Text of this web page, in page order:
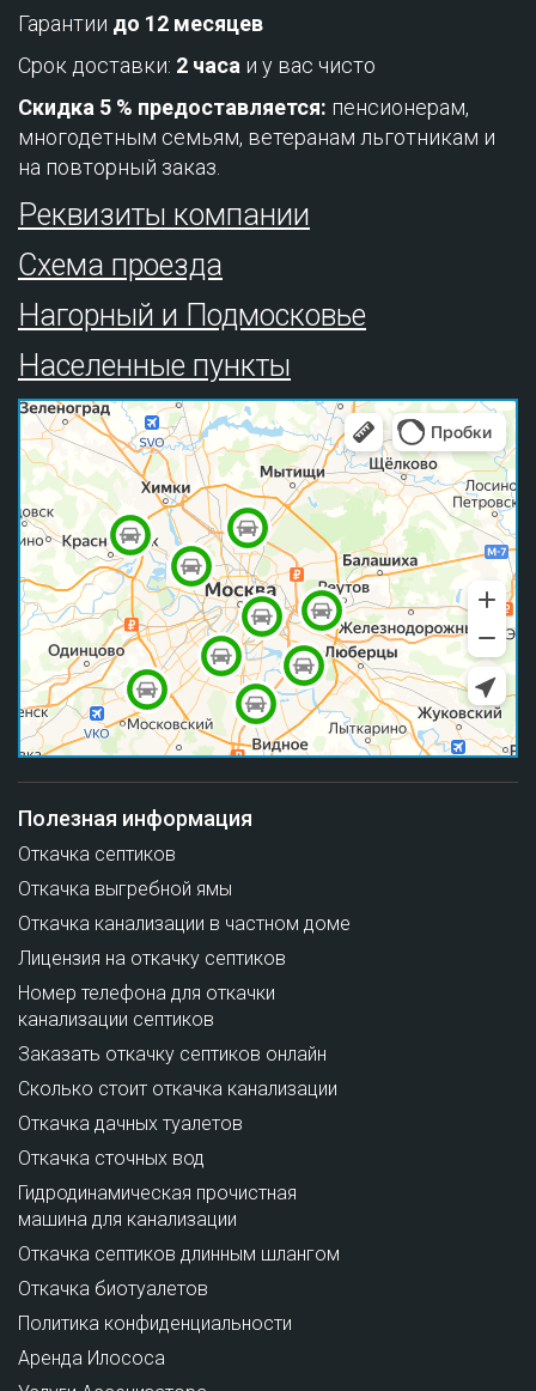
Гарантии до 12 месяцев
Срок доставки: 2 часа и у вас чисто
Скидка 5 % предоставляется: пенсионерам,
многодетным семьям, ветеранам льготникам и
на повторный заказ.
Реквизиты компании
Схема проезда
Нагорный и Подмосковье
Населенные пункты
Полезная информация
Откачка септиков
Откачка выгребной ямы
Откачка канализации в частном доме
Лицензия на откачку септиков
Номер телефона для откачки
канализации септиков
Заказать откачку септиков онлайн
Сколько стоит откачка канализации
Откачка дачных туалетов
Откачка сточных вод
Гидродинамическая прочистная
машина для канализации
Откачка септиков длинным шлангом
Откачка биотуалетов
Политика конфиденциальности
Аренда Илососа